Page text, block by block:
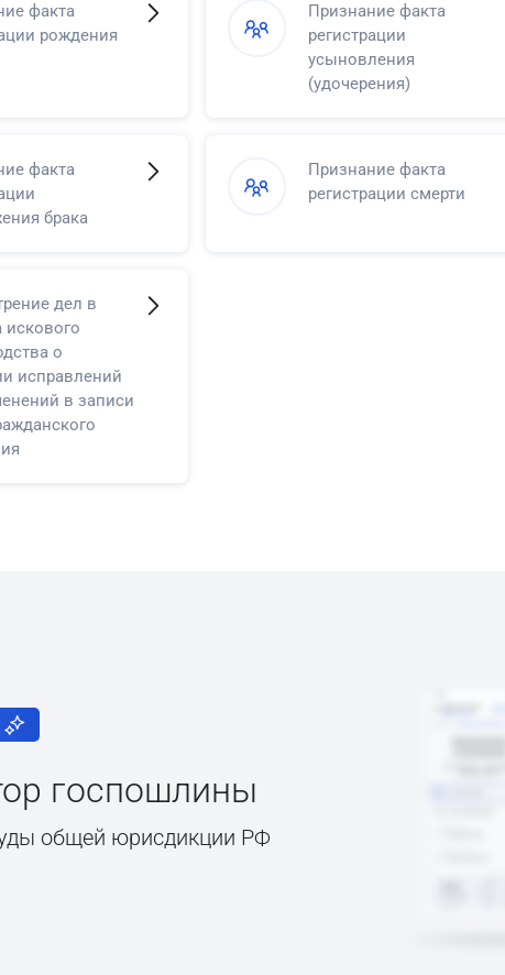
факта
рождения
Признание факта
регистрации
усыновления
(удочерения)
факта
брака
Признание факта
регистрации смерти
дел в
искового
о
исправлений
в записи
госпошлины
общей юрисдикции РФ